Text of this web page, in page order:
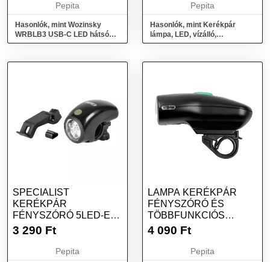
Pepita
Hasonlók, mint Wozinsky
WRBLB3 USB-C LED hátsó
kerékpárvilágítás piros fény
Pepita
Hasonlók, mint Kerékpár
lámpa, LED, vízálló,
univerzális modell 5 Led elől 9
SPECIALIST
KERÉKPÁR
FÉNYSZÓRÓ 5LED-ES
KETTŐS RÖGZÍTÉSI
3 290 Ft
Pepita
LAMPA KERÉKPÁR
FÉNYSZÓRÓ ÉS
TÖBBFUNKCIÓS
HÁTSÓ LÁMPA
4 090 Ft
Pepita